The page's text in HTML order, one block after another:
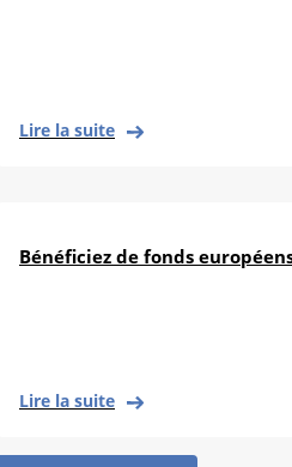
Lire la suite
Bénéficiez de fonds
Lire la suite